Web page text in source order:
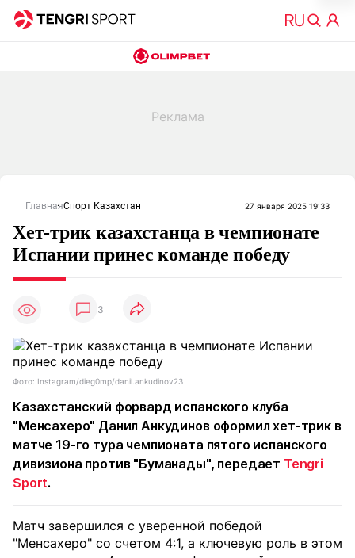
ГлавнаяСпорт Казахстан 27 января 2025 19:33
Хет-трик казахстанца в чемпионате
Испании принес команде победу
3
Фото: Instagram/dieg0mp/danil.ankudinov23
Казахстанский форвард испанского клуба
"Менсахеро" Данил Анкудинов оформил хет-трик в
матче 19-го тура чемпионата пятого испанского
дивизиона против "Буманады", передает Tengri
Sport.
Матч завершился с уверенной победой
"Менсахеро" со счетом 4:1, а ключевую роль в этом